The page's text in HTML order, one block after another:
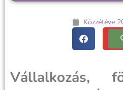
Közzétéve
Vállalkozás,